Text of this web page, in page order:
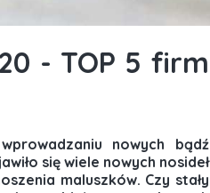
- TOP 5 firm
nowych bądź
się wiele nowych nosideł
maluszków. Czy stały